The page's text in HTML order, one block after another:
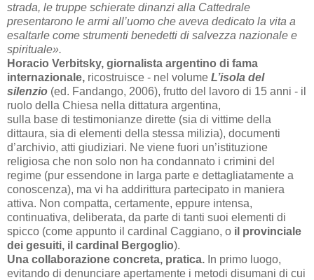
strada, le truppe schierate dinanzi alla Cattedrale
presentarono le armi all’uomo che aveva dedicato la vita a
esaltarle come strumenti benedetti di salvezza nazionale e
spirituale».
Horacio Verbitsky, giornalista argentino di fama
internazionale, ricostruisce - nel volume L’isola del
silenzio (ed. Fandango, 2006), frutto del lavoro di 15 anni - il
ruolo della Chiesa nella dittatura argentina,
sulla base di testimonianze dirette (sia di vittime della
dittaura, sia di elementi della stessa milizia), documenti
d’archivio, atti giudiziari. Ne viene fuori un’istituzione
religiosa che non solo non ha condannato i crimini del
regime (pur essendone in larga parte e dettagliatamente a
conoscenza), ma vi ha addirittura partecipato in maniera
attiva. Non compatta, certamente, eppure intensa,
continuativa, deliberata, da parte di tanti suoi elementi di
spicco (come appunto il cardinal Caggiano, o il provinciale
dei gesuiti, il cardinal Bergoglio).
Una collaborazione concreta, pratica. In primo luogo,
evitando di denunciare apertamente i metodi disumani di cui